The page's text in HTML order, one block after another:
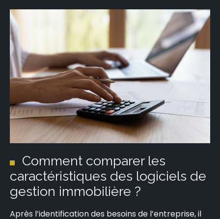
Comment comparer les
caractéristiques des logiciels de
gestion immobilière ?
Après l’identification des besoins de l’entreprise, il